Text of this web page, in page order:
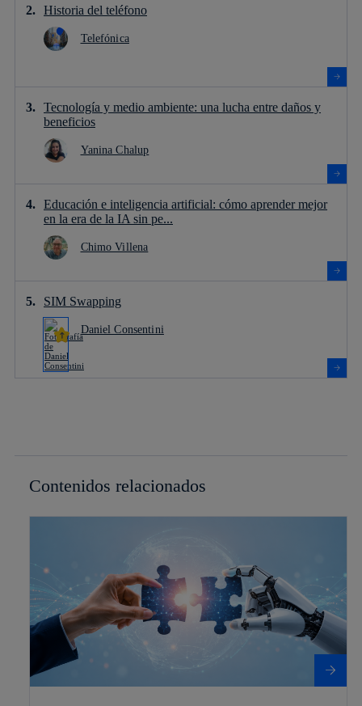
Historia del teléfono
Telefónica
Tecnología y medio ambiente: una lucha entre daños y
beneficios
Yanina Chalup
Educación e inteligencia artificial: cómo aprender mejor
en la era de la IA sin pe...
Chimo Villena
SIM Swapping
Daniel Consentini
Contenidos relacionados